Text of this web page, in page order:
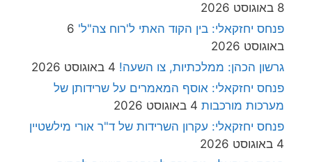
8 באוגוסט 2026
פנחס יחזקאלי: בין הקוד האתי ל'רוח צה"ל' 6
באוגוסט 2026
גרשון הכהן: ממלכתיות, צו השעה! 4 באוגוסט 2026
פנחס יחזקאלי: אוסף המאמרים על שרידותן של
מערכות מורכבות 4 באוגוסט 2026
פנחס יחזקאלי: עקרון השרידות של ד"ר אורי מילשטיין
4 באוגוסט 2026